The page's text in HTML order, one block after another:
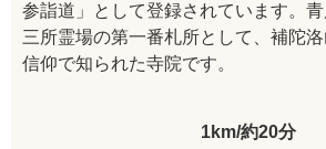
参詣道」として登録されています。
三所霊場の第一番札所として、補陀
信仰で知られた寺院です。
1km/約20分